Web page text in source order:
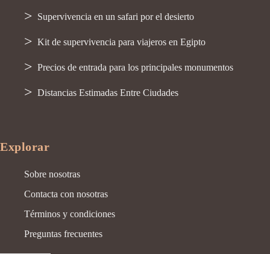
Supervivencia en un safari por el desierto
Kit de supervivencia para viajeros en Egipto
Precios de entrada para los principales monumentos
Distancias Estimadas Entre Ciudades
Explorar
Sobre nosotras
Contacta con nosotras
Términos y condiciones
Preguntas frecuentes